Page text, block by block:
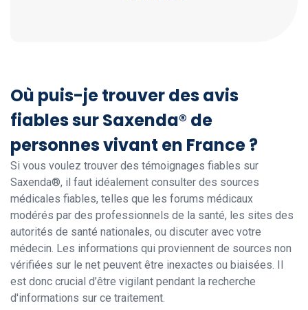
Où puis-je trouver des avis
fiables sur Saxenda® de
personnes vivant en France ?
Si vous voulez trouver des témoignages fiables sur
Saxenda®, il faut idéalement consulter des sources
médicales fiables, telles que les forums médicaux
modérés par des professionnels de la santé, les sites des
autorités de santé nationales, ou discuter avec votre
médecin. Les informations qui proviennent de sources non
vérifiées sur le net peuvent être inexactes ou biaisées. Il
est donc crucial d’être vigilant pendant la recherche
d'informations sur ce traitement.